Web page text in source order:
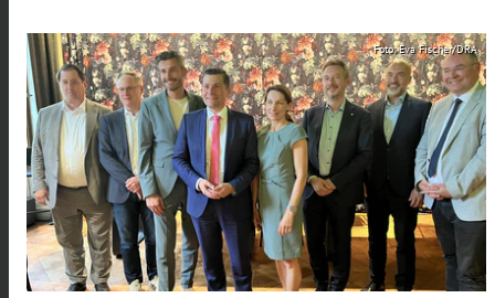
Foto: Eva Fischer/DRA